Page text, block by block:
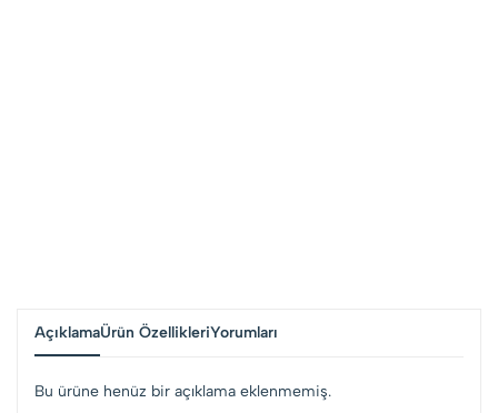
AçıklamaÜrün ÖzellikleriYorumları
Bu ürüne henüz bir açıklama eklenmemiş.